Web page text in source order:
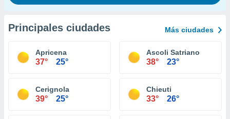
Principales ciudades Más ciudades
Apricena
37° 25°
Ascoli Satriano
38° 23°
Cerignola
39° 25°
Chieuti
33° 26°